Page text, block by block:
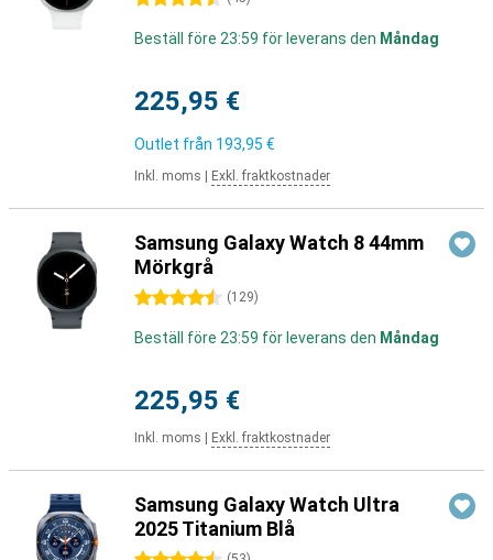
Beställ före 23:59 för leverans den Måndag
225,95 €
Outlet från 193,95 €
Inkl. moms Exkl. fraktkostnader
Samsung Galaxy Watch 8 44mm
Mörkgrå
4.5 stjärnor (129)
Beställ före 23:59 för leverans den Måndag
225,95 €
Inkl. moms Exkl. fraktkostnader
Samsung Galaxy Watch Ultra
2025 Titanium Blå